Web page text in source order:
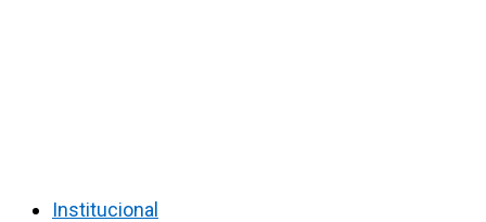
Institucional